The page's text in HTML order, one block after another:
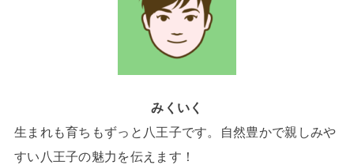
みくいく
生まれも育ちもずっと八王子です。自然豊かで親しみや
すい八王子の魅力を伝えます！